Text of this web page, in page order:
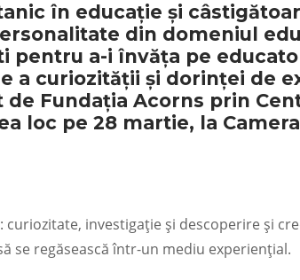
în educație și
din domeniul
pentru a-i învăța pe
a curiozității și dorinței de
Fundația Acorns prin
loc pe 28 martie, la
investigație și descoperire și
se regăsească într-un mediu experiențial.